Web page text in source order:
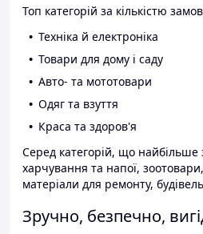
Топ категорій за кількістю
Техніка й електроніка
Товари для дому і саду
Авто- та мототовари
Одяг та взуття
Краса та здоров'я
Серед категорій, що найбільше
харчування та напої,
матеріали для ремонту,
Зручно, безпечно,